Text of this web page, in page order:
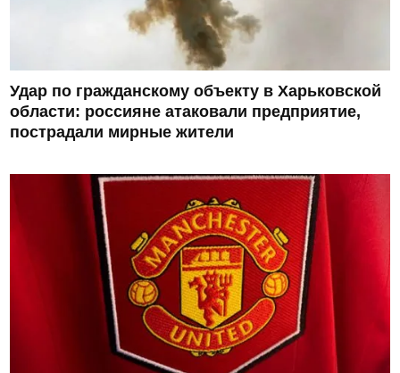
Удар по гражданскому объекту в Харьковской
области: россияне атаковали предприятие,
пострадали мирные жители